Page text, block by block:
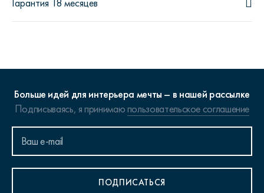
Гарантия 18 месяцев
Больше идей для интерьера мечты – в нашей рассылке
Подписываясь, я принимаюпользовательское соглашение
ПОДПИСАТЬСЯ